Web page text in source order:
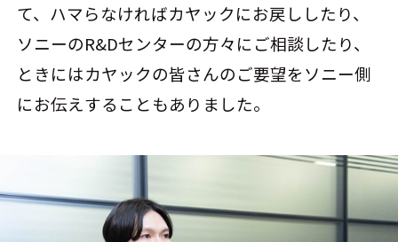
て、ハマらなければカヤックにお戻ししたり、
ソニーのR&Dセンターの方々にご相談したり、
ときにはカヤックの皆さんのご要望をソニー側
にお伝えすることもありました。